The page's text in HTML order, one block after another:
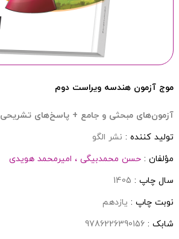
موج آزمون هندسه ویراست دوم
آزمون‌های مبحثی و جامع + پاسخ‌های تشریحی
تولید کننده : نشر الگو
مؤلفان : حسن محمدبیگی ، امیرمحمد هویدی
سال چاپ : 1405
نوبت چاپ : یازدهم
شابک : 9786226390156